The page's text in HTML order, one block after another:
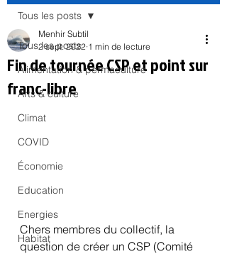
Tous les posts
Alimentation & permaculture
Arts & culture
Climat
COVID
Économie
Education
Energies
Habitat
Tous les posts
Fin de tournée CSP et point sur
franc-libre
Menhir Subtil
2 sept. 2022 1 min de lecture
Chers membres du collectif, la
question de créer un CSP (Comité